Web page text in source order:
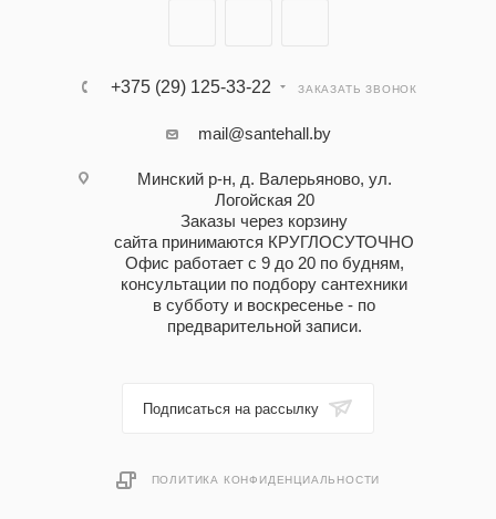
+375 (29) 125-33-22 ЗАКАЗАТЬ ЗВОНОК
mail@santehall.by
Минский р-н, д. Валерьяново, ул.
Логойская 20
Заказы через корзину
сайта принимаются КРУГЛОСУТОЧНО
Офис работает с 9 до 20 по будням,
консультации по подбору сантехники
в субботу и воскресенье - по
предварительной записи.
Подписаться на рассылку
ПОЛИТИКА КОНФИДЕНЦИАЛЬНОСТИ